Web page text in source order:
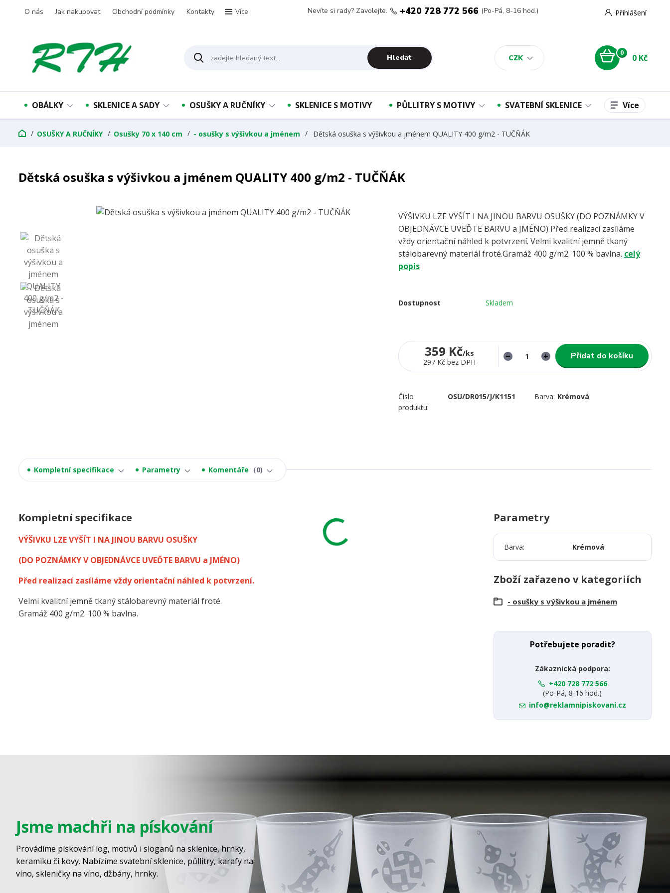
O nás Jak nakupovat Obchodní podmínky Kontakty Více
CZK
Přihlášení
Hledat
Nevíte si rady? Zavolejte. +420 728 772 566 (Po-Pá, 8-16 hod.)
0 0 Kč
OBÁLKY SKLENICE A SADY OSUŠKY A RUČNÍKY SKLENICE S MOTIVY PŮLLITRY S MOTIVY SVATEBNÍ SKLENICE Více
OSUŠKY A RUČNÍKY Osušky 70 x 140 cm - osušky s výšivkou a jménem Dětská osuška s výšivkou a jménem QUALITY 400 g/m2 - TUČŇÁK
Dětská osuška s výšivkou a jménem QUALITY 400 g/m2 - TUČŇÁK
VÝŠIVKU LZE VYŠÍT I NA JINOU BARVU OSUŠKY (DO POZNÁMKY V
OBJEDNÁVCE UVEĎTE BARVU a JMÉNO) Před realizací zasíláme
vždy orientační náhled k potvrzení. Velmi kvalitní jemně tkaný
stálobarevný materiál froté.Gramáž 400 g/m2. 100 % bavlna. celý
popis
Dostupnost Skladem
359 Kč/ks
297 Kč bez DPH
Přidat do košíku
Číslo
produktu:
OSU/DR015/J/K1151 Barva: Krémová
Kompletní specifikace Parametry Komentáře 0
Kompletní specifikace
VÝŠIVKU LZE VYŠÍT I NA JINOU BARVU OSUŠKY
(DO POZNÁMKY V OBJEDNÁVCE UVEĎTE BARVU a JMÉNO)
Před realizací zasíláme vždy orientační náhled k potvrzení.
Velmi kvalitní jemně tkaný stálobarevný materiál froté.
Gramáž 400 g/m2. 100 % bavlna.
Parametry
Barva Krémová
Zboží zařazeno v kategoriích
- osušky s výšivkou a jménem
Potřebujete poradit?
Zákaznická podpora:
+420 728 772 566
(Po-Pá, 8-16 hod.)
info@reklamnipiskovani.cz
Jsme machři na pískování
Provádíme pískování log, motivů i sloganů na sklenice, hrnky,
keramiku či kovy. Nabízíme svatební sklenice, půllitry, karafy na
víno, skleničky na víno, džbány, hrnky.